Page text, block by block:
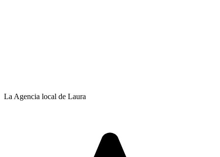
La Agencia local de Laura